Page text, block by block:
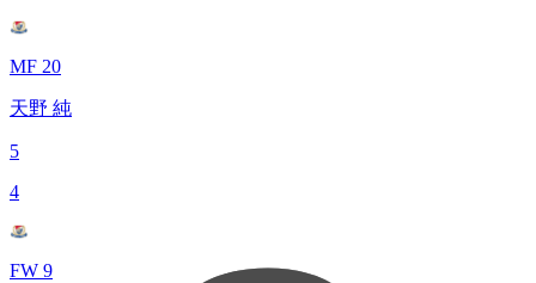
MF 20
天野 純
5
4
FW 9